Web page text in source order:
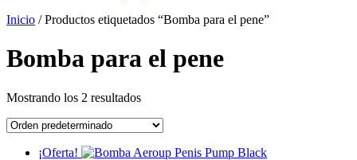
Inicio / Productos etiquetados “Bomba para el pene”
Bomba para el pene
Mostrando los 2 resultados
¡Oferta!